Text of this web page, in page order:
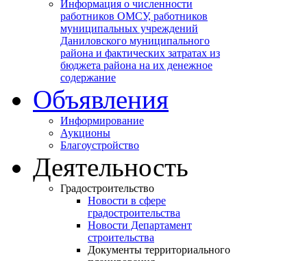
Информация о численности
работников ОМСУ, работников
муниципальных учреждений
Даниловского муниципального
района и фактических затратах из
бюджета района на их денежное
содержание
Объявления
Информирование
Аукционы
Благоустройство
Деятельность
Градостроительство
Новости в сфере
градостроительства
Новости Департамент
строительства
Документы территориального